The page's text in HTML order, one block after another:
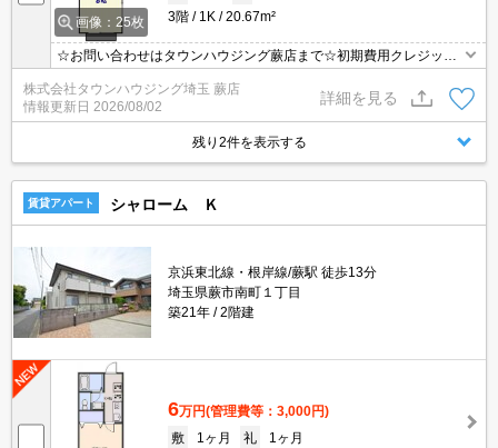
画像：25枚
3階
1K 20.67m²
☆お問い合わせはタウンハウジング蕨店まで☆初期費用クレジット
決済相談☆オンラインでの内見・契約もお気軽にご相談ください！
株式会社タウンハウジング埼玉 蕨店
情報更新日 2026/08/02
詳細を見る
残り2件を表示する
賃貸アパート シャローム Ｋ
京浜東北線・根岸線/蕨駅 徒歩13分
埼玉県蕨市南町１丁目
築21年
2階建
6万円(管理費等：3,000円)
敷
1ヶ月 礼
1ヶ月